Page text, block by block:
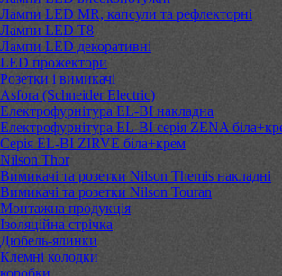
Лампи LED MR, капсули та рефлекторні
Лампи LED Т8
Лампи LED декоративні
LED прожектори
Розетки і вимикачі
Asfora (Schneider Electric)
Електрофурнітура EL-BI накладна
Електрофурнітура EL-BI серія ZENA
Серія EL-BI ZIRVE біла+крем
Nilson Thor
Вимикачі та розетки Nilson Themis накладні
Вимикачі та розетки Nilson Touran
Монтажна продукція
Ізоляційна стрічка
Дюбель-ялинки
Клемні колодки
коробки